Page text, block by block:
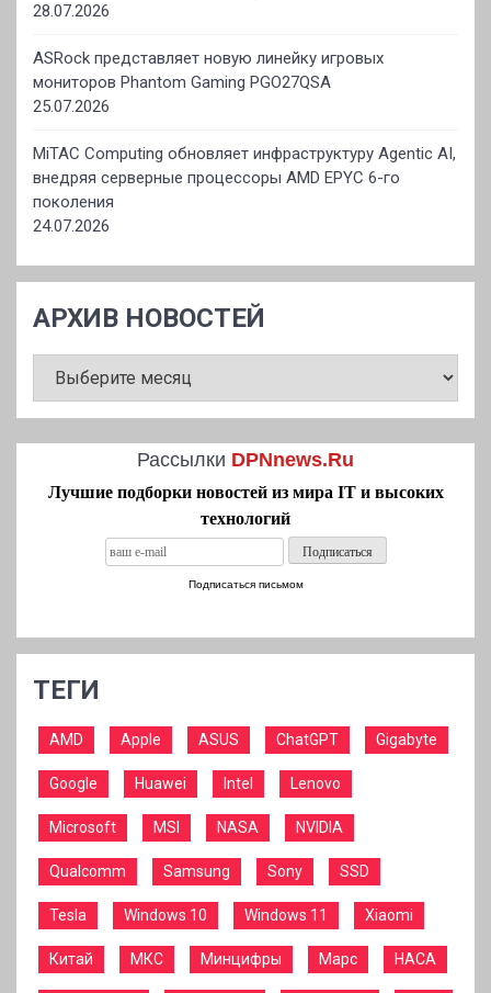
28.07.2026
ASRock представляет новую линейку игровых
мониторов Phantom Gaming PGO27QSA
25.07.2026
MiTAC Computing обновляет инфраструктуру Agentic AI,
внедряя серверные процессоры AMD EPYC 6-го
поколения
24.07.2026
АРХИВ НОВОСТЕЙ
НОВОСТЕЙ
Рассылки DPNnews.Ru
Лучшие подборки новостей из мира IT и высоких
технологий
Подписаться письмом
ТЕГИ
AMD Apple ASUS ChatGPT Gigabyte
Google Huawei Intel Lenovo
Microsoft MSI NASA NVIDIA
Qualcomm Samsung Sony SSD
Tesla Windows 10 Windows 11 Xiaomi
Китай МКС Минцифры Марс НАСА